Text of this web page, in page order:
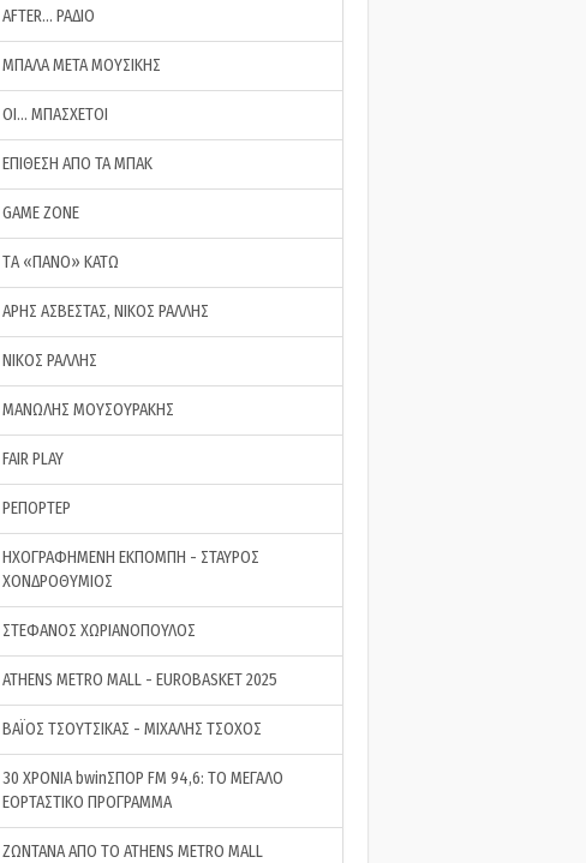
AFTER… ΡΑΔΙΟ
ΜΠΑΛΑ ΜΕΤΑ ΜΟΥΣΙΚΗΣ
ΟΙ… ΜΠΑΣΧΕΤΟΙ
ΕΠΙΘΕΣΗ ΑΠΟ ΤΑ ΜΠΑΚ
GAME ZONE
ΤA «ΠΑΝΟ» ΚΑΤΩ
ΑΡΗΣ ΑΣΒΕΣΤΑΣ, ΝΙΚΟΣ ΡΑΛΛΗΣ
ΝΙΚΟΣ ΡΑΛΛΗΣ
ΜΑΝΩΛΗΣ ΜΟΥΣΟΥΡΑΚΗΣ
FAIR PLAY
ΡΕΠΟΡΤΕΡ
ΗΧΟΓΡΑΦΗΜΕΝΗ ΕΚΠΟΜΠΗ - ΣΤΑΥΡΟΣ
ΧΟΝΔΡΟΘΥΜΙΟΣ
ΣΤΕΦΑΝΟΣ ΧΩΡΙΑΝΟΠΟΥΛΟΣ
ATHENS METRO MALL - EUROBASKET 2025
ΒΑΪΟΣ ΤΣΟΥΤΣΙΚΑΣ - ΜΙΧΑΛΗΣ ΤΣΟΧΟΣ
30 ΧΡΟΝΙΑ bwinΣΠΟΡ FM 94,6: ΤΟ ΜΕΓΑΛΟ
ΕΟΡΤΑΣΤΙΚΟ ΠΡΟΓΡΑΜΜΑ
ΖΩΝΤΑΝΑ ΑΠΟ ΤΟ ATHENS METRO MALL